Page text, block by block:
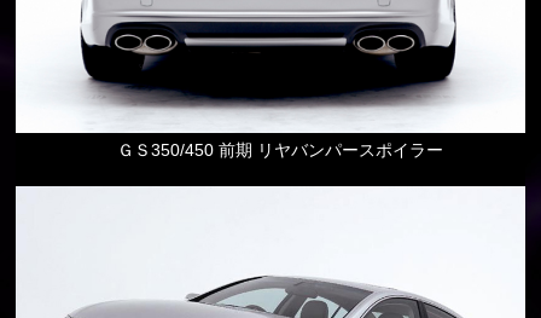
ＧＳ350/450 前期 リヤバンパースポイラー